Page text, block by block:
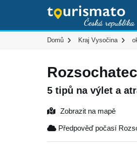
Domů Kraj Vysočina
5 tipů na výlet a
Zobrazit na mapě
Předpověď počasí